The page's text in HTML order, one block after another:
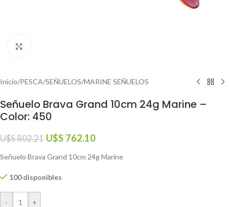
Inicio/PESCA/SEÑUELOS/MARINE SEÑUELOS
Señuelo Brava Grand 10cm 24g Marine –
Color: 450
U$S802.21 U$S 762.10
Señuelo Brava Grand 10cm 24g Marine
100 disponibles
- +